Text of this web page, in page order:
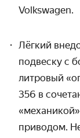
Volkswagen.
Лёгкий
подвеску с
литровый
356 в
приводом.